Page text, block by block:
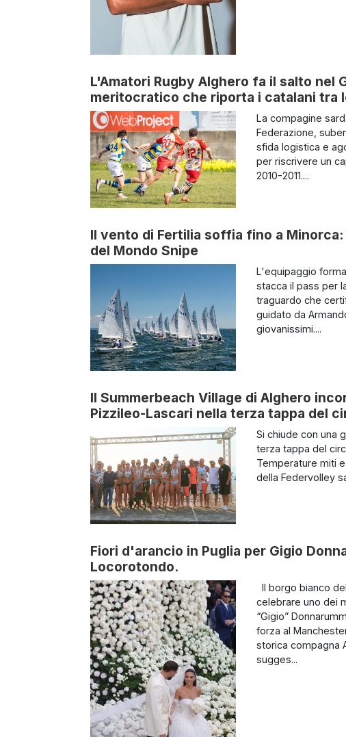
L'Amatori Rugby Alghero fa il salto nel
meritocratico che riporta i catalani tra
La compagine
Federazione,
sfida logistica e
per riscrivere un
2010-2011....
Il vento di Fertilia soffia fino a
del Mondo Snipe
L'equipaggio
stacca il pass per
traguardo che
guidato da
giovanissimi....
Il Summerbeach Village di Alghero
Pizzileo-Lascari nella terza tappa del
Si chiude con una
terza tappa del
Temperature miti
della Federvolley
Fiori d'arancio in Puglia per Gigio
Locorotondo.
Il borgo bianco
celebrare uno dei
“Gigio”
forza al
storica compagna
sugges...